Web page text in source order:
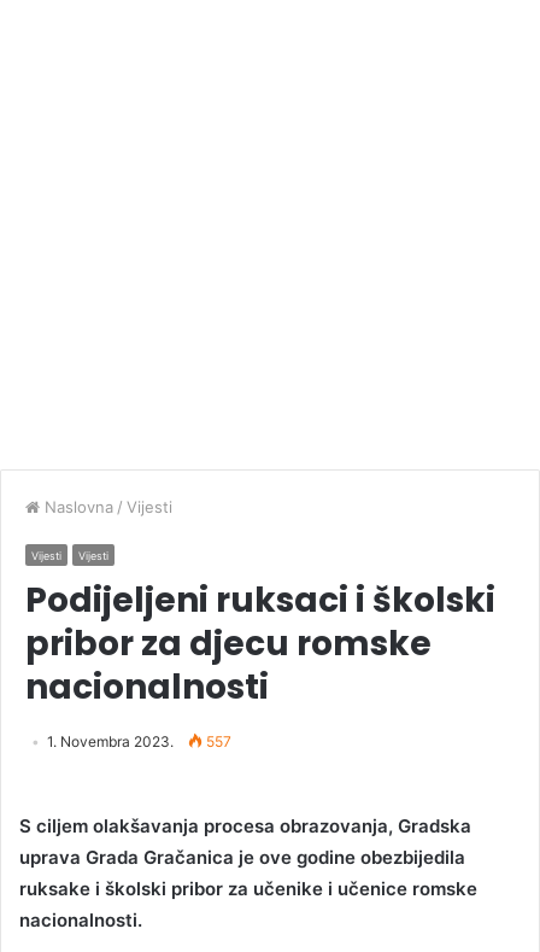
Naslovna / Vijesti
Vijesti Vijesti
Podijeljeni ruksaci i školski
pribor za djecu romske
nacionalnosti
1. Novembra 2023. 557
S ciljem olakšavanja procesa obrazovanja, Gradska
uprava Grada Gračanica je ove godine obezbijedila
ruksake i školski pribor za učenike i učenice romske
nacionalnosti.